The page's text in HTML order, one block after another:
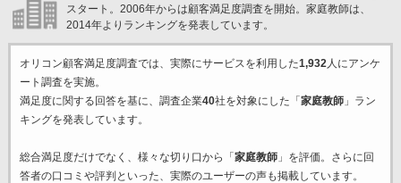
スタート。2006年からは顧客満足度調査を開始。家庭教師は、
2014年よりランキングを発表しています。
オリコン顧客満足度調査では、実際にサービスを利用した1,932人にアンケ
ート調査を実施。
満足度に関する回答を基に、調査企業40社を対象にした「 家庭教師」ラン
キングを発表しています。
総合満足度だけでなく、様々な切り口から「 家庭教師」を評価。さらに回
答者の口コミや評判といった、実際のユーザーの声も掲載しています。